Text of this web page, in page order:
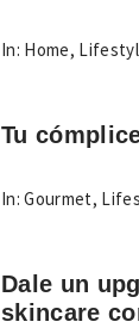
In: Home,
Tu
In: Gourmet,
Dale un
skincare